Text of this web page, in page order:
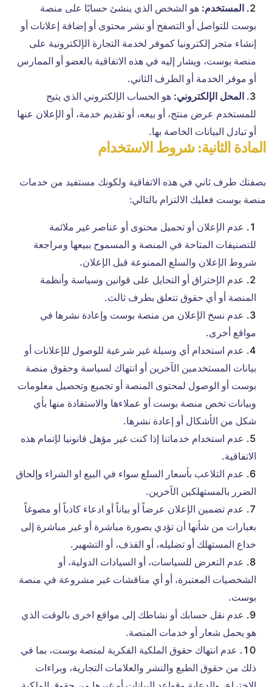
المستخدم: هو الشخص الذي ينشئ حسابًا على منصة
بوست للتواصل أو التصفح أو نشر محتوى أو إضافة إعلانات أو
إنشاء متجر إلكترونيا كموفر لخدمة التجارة الإلكترونية على
منصة بوست، ويشار إليه في هذه الاتفاقية بالعضو أو الممارس
أو موفر الخدمة أو الطرف الثاني.
المحل الإلكتروني: هو الحساب الإلكتروني الذي يتيح
للمستخدم عرض منتج، أو بيعه، أو تقديم خدمة، أو الإعلان عنها
أو تبادل البيانات الخاصة بها.
المادة الثانية: شروط الاستخدام
بصفتك طرف ثاني في هذه الاتفاقية ولكونك مستفيد من خدمات
منصة بوست فعليك الالتزام بالتالي:
عدم الإعلان أو تحميل محتوى أو عناصر غير ملائمة
للتصنيفات المتاحة في المنصة و المسموح ببيعها ومراجعة
شروط الإعلان والسلع الممنوعة قبل الإعلان.
عدم الإختراق أو التحايل على قوانين وسياسة وأنظمة
المنصة أو أي حقوق تتعلق بطرف ثالث.
عدم نسخ الإعلان من منصة بوست وإعادة نشرها في
مواقع أخرى.
عدم استخدام أي وسيلة غير شرعية للوصول للإعلانات أو
بيانات المستخدمين الآخرين أو انتهاك لسياسة وحقوق منصة
بوست أو الوصول لمحتوى المنصة أو تجميع وتحصيل معلومات
وبيانات تخص منصة بوست أو عملاءها والاستفادة منها بأي
شكل من الأشكال أو إعادة نشرها.
عدم استخدام خدماتنا إذا كنت غير مؤهل قانونيا لإتمام هذه
الاتفاقية.
عدم التلاعب بأسعار السلع سواء في البيع او الشراء وإلحاق
الضرر بالمستهلكين الآخرين.
عدم تضمين الإعلان عرضاً أو بياناً أو ادعاء كاذباً أو مصوغاً
بعبارات من شأنها أن تؤدي بصورة مباشرة أو غير مباشرة إلى
خداع المستهلك أو تضليله، أو القذف، أو التشهير.
عدم التعرض للسياسات، أو السيادات الدولية، أو
الشخصيات المعتبرة، أو أي مناقشات غير مشروعة في منصة
بوست.
عدم نقل حسابك أو نشاطك إلى مواقع اخرى بالوقت الذي
هو يحمل شعار أو خدمات المنصة.
عدم انتهاك حقوق الملكية الفكرية لمنصة بوست، بما في
ذلك من حقوق الطبع والنشر والعلامات التجارية، وبراءات